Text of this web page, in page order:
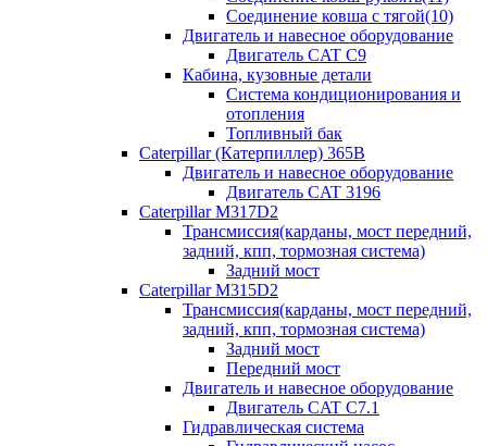
Соединение ковша с тягой(10)
Двигатель и навесное оборудование
Двигатель CAT C9
Кабина, кузовные детали
Система кондиционирования и
отопления
Топливный бак
Caterpillar (Катерпиллер) 365B
Двигатель и навесное оборудование
Двигатель CAT 3196
Caterpillar M317D2
Трансмиссия(карданы, мост передний,
задний, кпп, тормозная система)
Задний мост
Caterpillar M315D2
Трансмиссия(карданы, мост передний,
задний, кпп, тормозная система)
Задний мост
Передний мост
Двигатель и навесное оборудование
Двигатель CAT C7.1
Гидравлическая система